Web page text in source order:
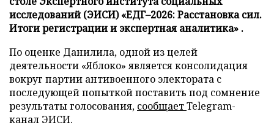
исследований (ЭИСИ) «ЕДГ–2026: Расстановка сил.
Итоги регистрации и экспертная аналитика» .
По оценке Данилила, одной из целей
деятельности «Яблоко» является консолидация
вокруг партии антивоенного электората с
последующей попыткой поставить под сомнение
результаты голосования, сообщаетTelegram-
канал ЭИСИ.